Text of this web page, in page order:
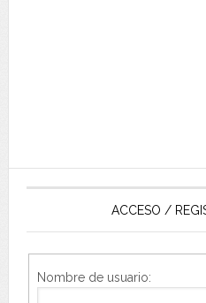
ACCESO /
Nombre de usuario: